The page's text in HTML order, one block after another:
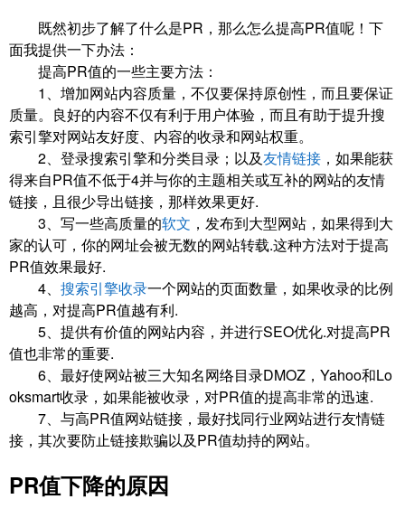
既然初步了解了什么是PR，那么怎么提高PR值呢！下
面我提供一下办法：
提高PR值的一些主要方法：
1、增加网站内容质量，不仅要保持原创性，而且要保证
质量。良好的内容不仅有利于用户体验，而且有助于提升搜
索引擎对网站友好度、内容的收录和网站权重。
2、登录搜索引擎和分类目录；以及友情链接 ，如果能获
得来自PR值不低于4并与你的主题相关或互补的网站的友情
链接，且很少导出链接，那样效果更好.
3、写一些高质量的软文 ，发布到大型网站，如果得到大
家的认可，你的网址会被无数的网站转载.这种方法对于提高
PR值效果最好.
4、 搜索引擎收录一个网站的页面数量，如果收录的比例
越高，对提高PR值越有利.
5、提供有价值的网站内容，并进行SEO优化.对提高PR
值也非常的重要.
6、最好使网站被三大知名网络目录DMOZ，Yahoo和Lo
oksmart收录，如果能被收录，对PR值的提高非常的迅速.
7、与高PR值网站链接，最好找同行业网站进行友情链
接，其次要防止链接欺骗以及PR值劫持的网站。
PR值下降的原因